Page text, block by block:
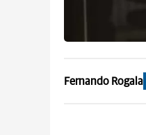
Fernando Rogala